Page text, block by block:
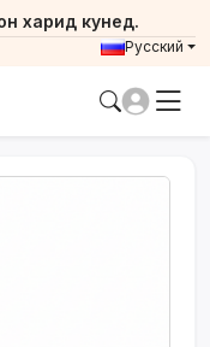
харид кунед.
Русский